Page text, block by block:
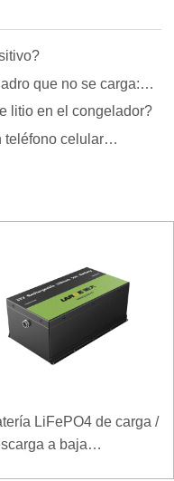
que no se carga:
litio en el congelador?
teléfono celular
LiFePO4 de carga /
a baja